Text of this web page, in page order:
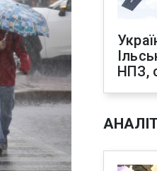
НПЗ,